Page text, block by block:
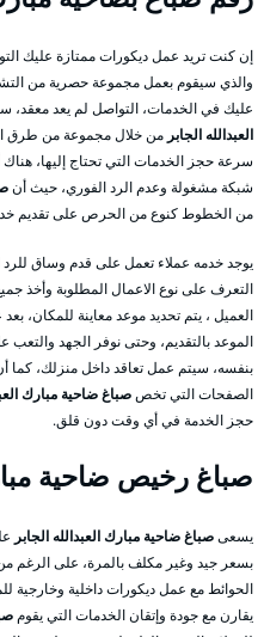
إن كنت تريد عمل ديكورات ممتازة عليك
والذي سيقوم بعمل مجموعة حصرية من
عليك في الخدمات، التواصل لم يعد معقد،
العبدالله الجابر من خلال مجموعة من طرق
سرعة حجز الخدمات التي تحتاج إليها،
شبكة مشغولة وعدم الرد الفوري، حيث أن
من الخطوط كنوع من الحرص على تقديم
يوجد خدمه عملاء تعمل على قدم وساق للرد
التعرف على نوع الاعمال المطلوبة وأخذ
العميل ، يتم تحديد موعد معاينة للمكان،
الموعد بالتقديم، وحتى نوفر الجهد والتعب
بنفسه، سيتم عمل تعاقد داخل منزلك، كما
الصفحات التي تخصصباغ ضاحية مبارك
حجز الخدمة في أي وقت دون قلق.
صباغ رخيص ضاحية
يسعىصباغ ضاحية مبارك العبدالله الجابر
بسعر جيد وغير مكلف بالمرة، على الرغم
الحوائط مع عمل ديكورات داخلية وخارجية
يقارن مع جودة وإتقان الخدمات التي يقوم